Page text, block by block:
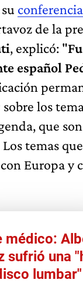
de la
, explicó: "
español
los
que
temas
Europa y
médico:
sufrió una
lumbar"